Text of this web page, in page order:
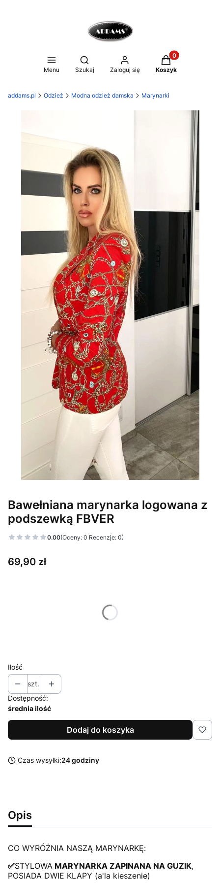
Menu
Otwórz wyszukiwarkę
Szukaj Zaloguj się
Produkty w
Koszyk
addams.pl Odzież Modna odzież damska Marynarki
Bawełniana marynarka logowana z
podszewką FBVER
0.00(Oceny: 0 Recenzje: 0)
Cena
69,90 zł
Poszczególne warianty mogą różnić się ceną
Ilość
szt.
Dostępność:
średnia ilość
Dodaj do koszyka
Czas wysyłki:24 godziny
Opis
CO WYRÓŻNIA NASZĄ MARYNARKĘ:
✅STYLOWA MARYNARKA ZAPINANA NA GUZIK,
POSIADA DWIE KLAPY (a'la kieszenie)